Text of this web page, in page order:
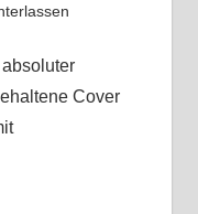
Cover